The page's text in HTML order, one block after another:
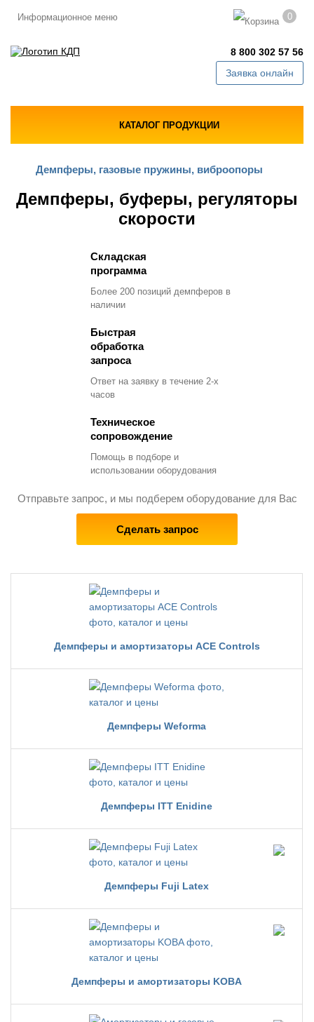
Информационное меню 0
8 800 302 57 56
Заявка онлайн
КАТАЛОГ ПРОДУКЦИИ
Демпферы, газовые пружины, виброопоры
Демпферы, буферы, регуляторы
скорости
Складская
программа
Более 200 позиций демпферов в
наличии
Быстрая
обработка
запроса
Ответ на заявку в течение 2-х
часов
Техническое
сопровождение
Помощь в подборе и
использовании оборудования
Отправьте запрос, и мы подберем оборудование для Вас
Сделать запрос
Демпферы и амортизаторы ACE Controls
Демпферы Weforma
Демпферы ITT Enidine
Демпферы Fuji Latex
Демпферы и амортизаторы KOBA